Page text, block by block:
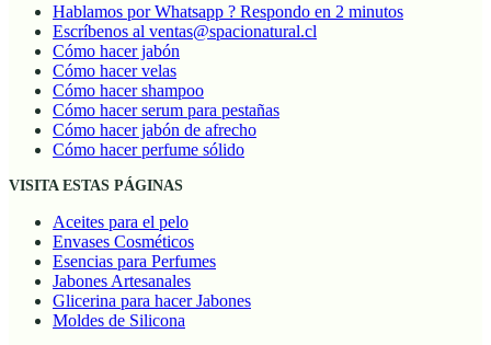
Hablamos por Whatsapp ? Respondo en 2 minutos
Escríbenos al ventas@spacionatural.cl
Cómo hacer jabón
Cómo hacer velas
Cómo hacer shampoo
Cómo hacer serum para pestañas
Cómo hacer jabón de afrecho
Cómo hacer perfume sólido
VISITA ESTAS PÁGINAS
Aceites para el pelo
Envases Cosméticos
Esencias para Perfumes
Jabones Artesanales
Glicerina para hacer Jabones
Moldes de Silicona